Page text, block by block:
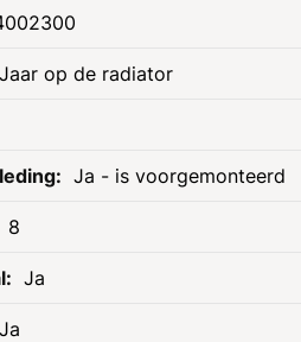
op de radiator
Ja - is voorgemonteerd
8
Ja
Ja